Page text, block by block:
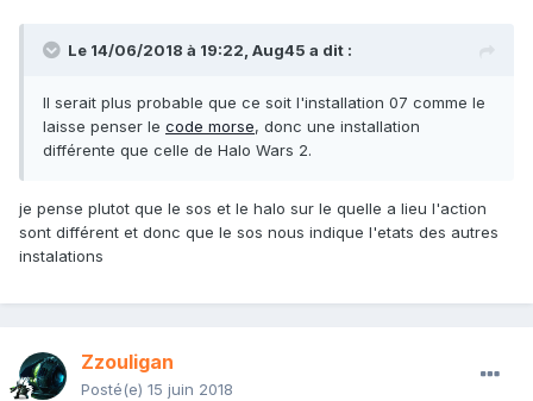
Le 14/06/2018 à 19:22, Aug45 a dit :
Il serait plus probable que ce soit l'installation 07 comme le
laisse penser le code morse, donc une installation
différente que celle de Halo Wars 2.
je pense plutot que le sos et le halo sur le quelle a lieu l'action
sont différent et donc que le sos nous indique l'etats des autres
instalations
Zzouligan
Posté(e) 15 juin 2018